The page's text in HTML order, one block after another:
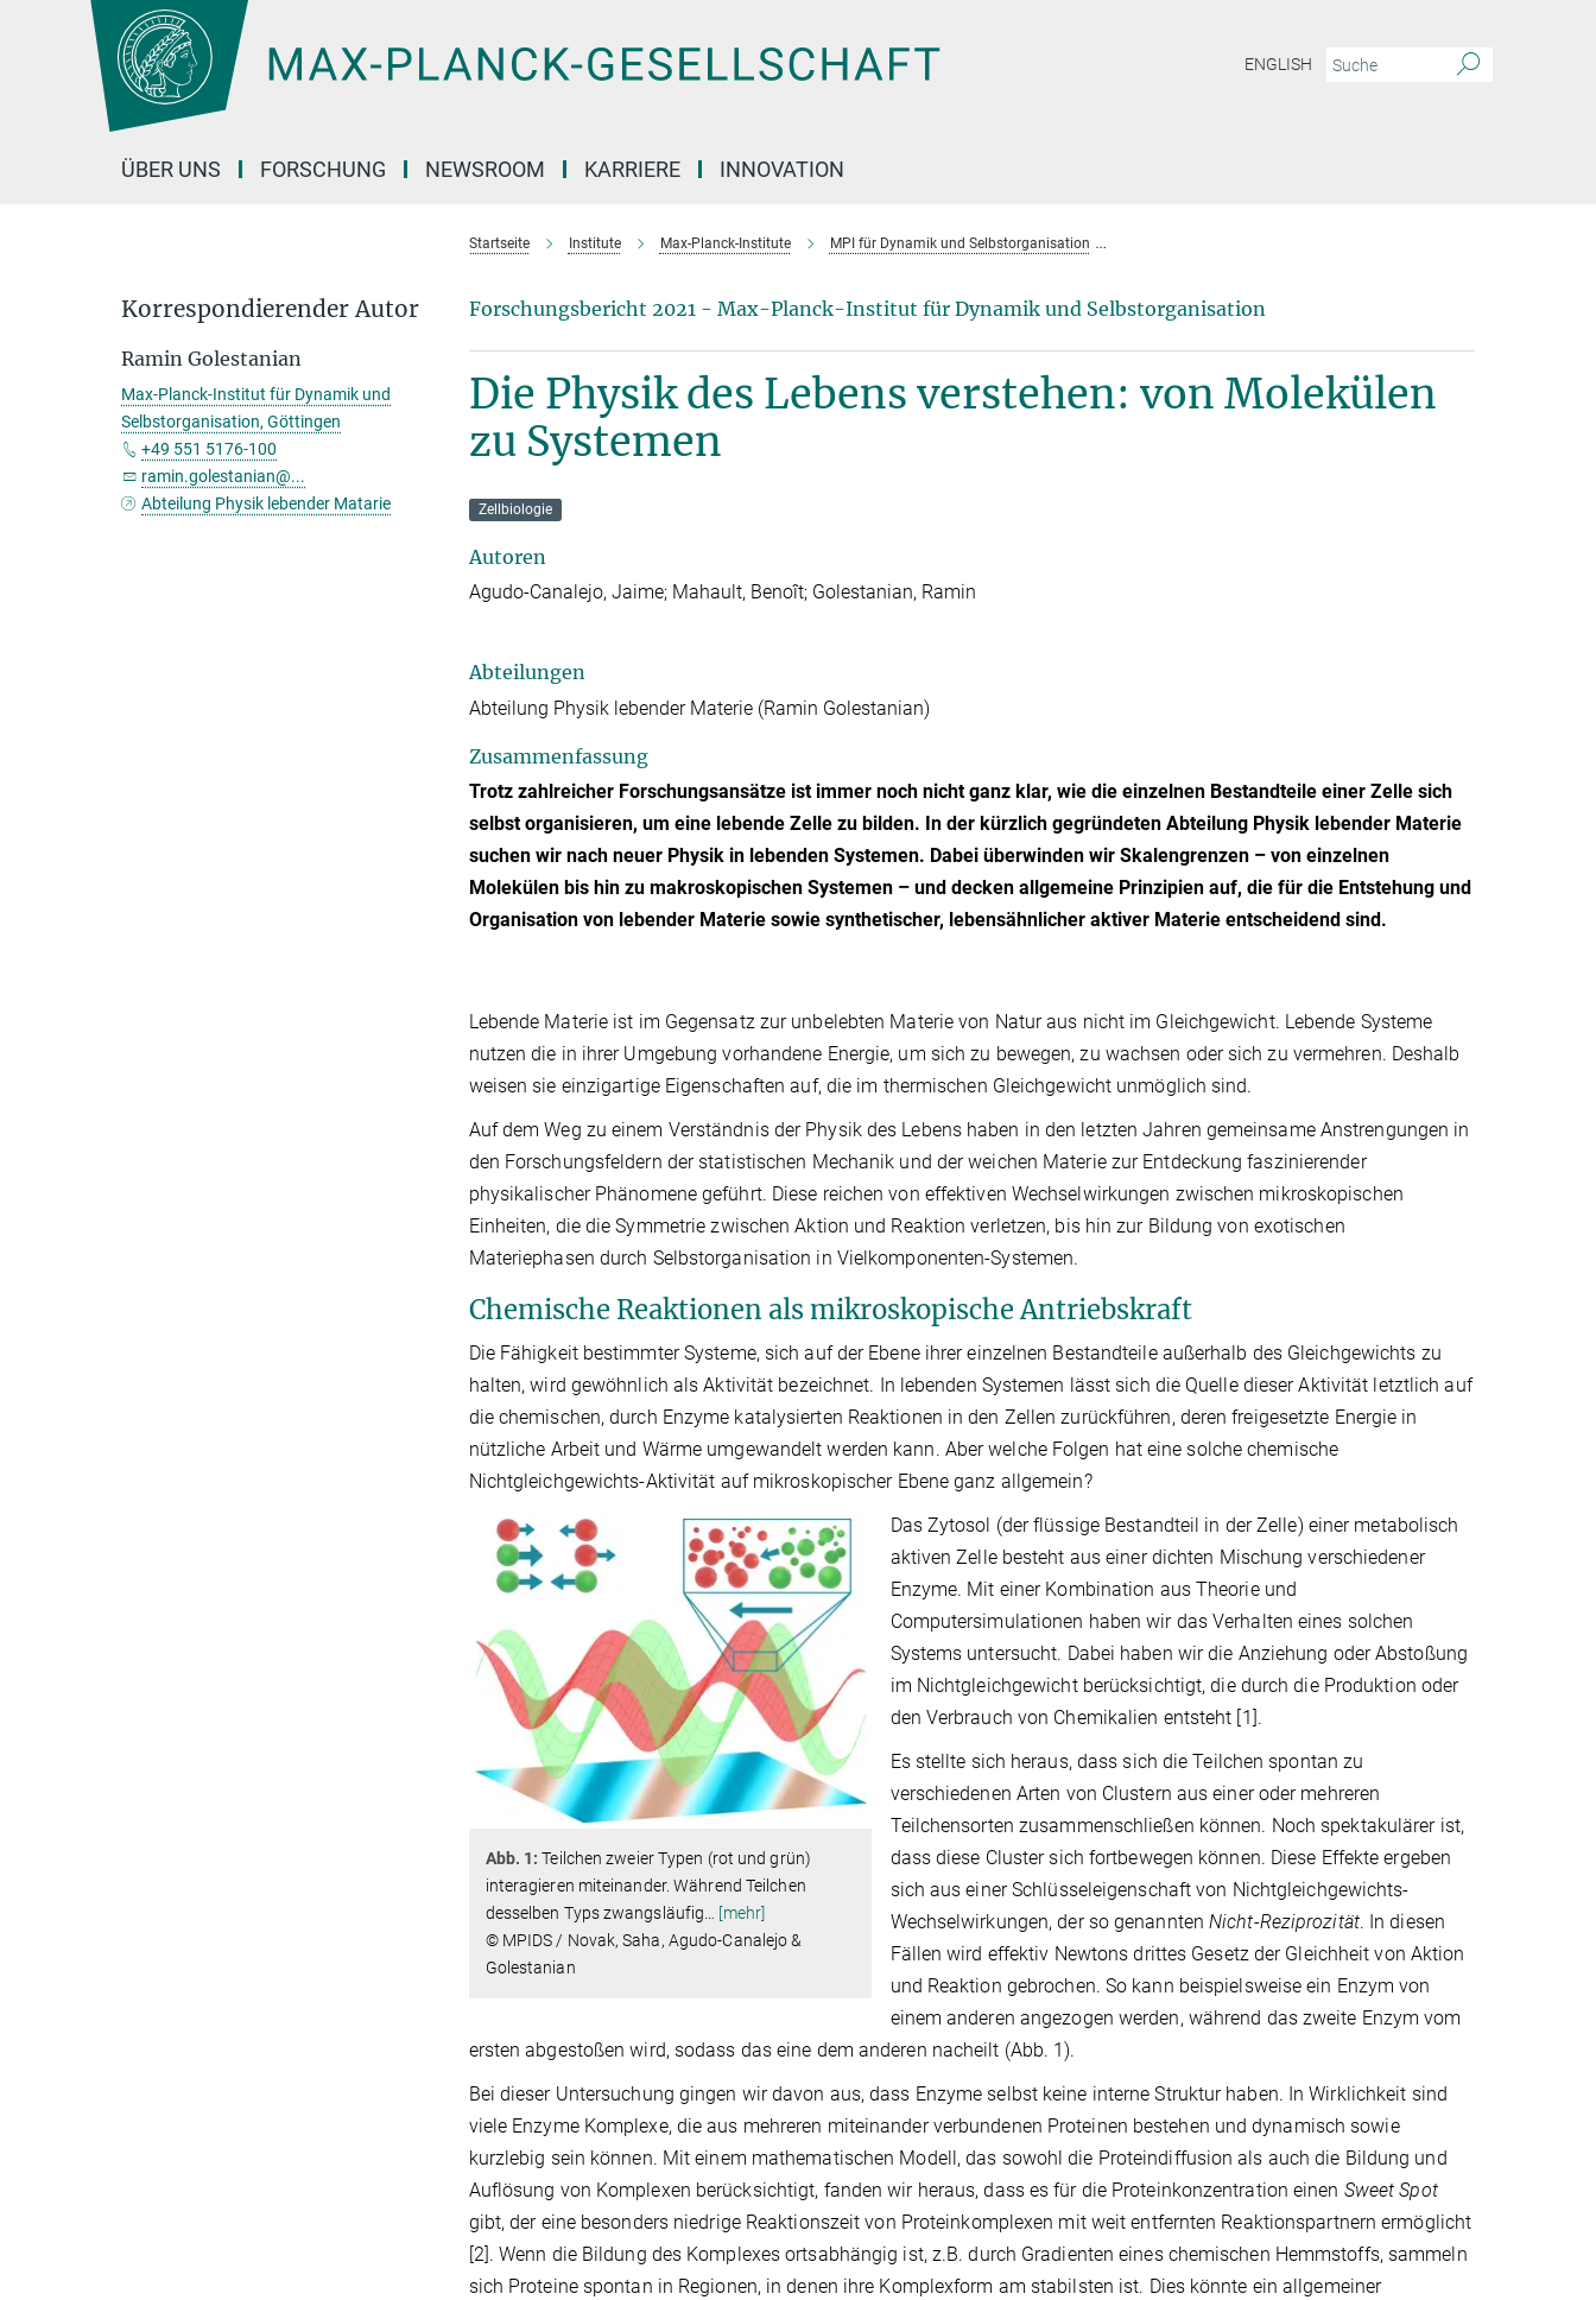
Hauptinhalt
ENGLISH
ÜBER UNS FORSCHUNG NEWSROOM KARRIERE INNOVATION
Startseite Institute Max-Planck-Institute MPI für Dynamik und Selbstorganisation
Forschungsbericht 2021 - Max-Planck-Institut für Dynamik und Selbstorganisation
Die Physik des Lebens verstehen: von Molekülen
zu Systemen
Zellbiologie
Autoren
Agudo-Canalejo, Jaime; Mahault, Benoît; Golestanian, Ramin
Abteilungen
Abteilung Physik lebender Materie (Ramin Golestanian)
Zusammenfassung
Trotz zahlreicher Forschungsansätze ist immer noch nicht ganz klar, wie die einzelnen Bestandteile einer Zelle sich
selbst organisieren, um eine lebende Zelle zu bilden. In der kürzlich gegründeten Abteilung Physik lebender Materie
suchen wir nach neuer Physik in lebenden Systemen. Dabei überwinden wir Skalengrenzen – von einzelnen
Molekülen bis hin zu makroskopischen Systemen – und decken allgemeine Prinzipien auf, die für die Entstehung und
Organisation von lebender Materie sowie synthetischer, lebensähnlicher aktiver Materie entscheidend sind.
Lebende Materie ist im Gegensatz zur unbelebten Materie von Natur aus nicht im Gleichgewicht. Lebende Systeme
nutzen die in ihrer Umgebung vorhandene Energie, um sich zu bewegen, zu wachsen oder sich zu vermehren. Deshalb
weisen sie einzigartige Eigenschaften auf, die im thermischen Gleichgewicht unmöglich sind.
Auf dem Weg zu einem Verständnis der Physik des Lebens haben in den letzten Jahren gemeinsame Anstrengungen in
den Forschungsfeldern der statistischen Mechanik und der weichen Materie zur Entdeckung faszinierender
physikalischer Phänomene geführt. Diese reichen von effektiven Wechselwirkungen zwischen mikroskopischen
Einheiten, die die Symmetrie zwischen Aktion und Reaktion verletzen, bis hin zur Bildung von exotischen
Materiephasen durch Selbstorganisation in Vielkomponenten-Systemen.
Chemische Reaktionen als mikroskopische Antriebskraft
Die Fähigkeit bestimmter Systeme, sich auf der Ebene ihrer einzelnen Bestandteile außerhalb des Gleichgewichts zu
halten, wird gewöhnlich als Aktivität bezeichnet. In lebenden Systemen lässt sich die Quelle dieser Aktivität letztlich auf
die chemischen, durch Enzyme katalysierten Reaktionen in den Zellen zurückführen, deren freigesetzte Energie in
nützliche Arbeit und Wärme umgewandelt werden kann. Aber welche Folgen hat eine solche chemische
Nichtgleichgewichts-Aktivität auf mikroskopischer Ebene ganz allgemein?
Abb. 1: Teilchen zweier Typen (rot und grün)
interagieren miteinander. Während Teilchen
desselben Typs zwangsläufig
[mehr]
© MPIDS / Novak, Saha, Agudo-Canalejo &
Golestanian
Das Zytosol (der flüssige Bestandteil in der Zelle) einer metabolisch
aktiven Zelle besteht aus einer dichten Mischung verschiedener
Enzyme. Mit einer Kombination aus Theorie und
Computersimulationen haben wir das Verhalten eines solchen
Systems untersucht. Dabei haben wir die Anziehung oder Abstoßung
im Nichtgleichgewicht berücksichtigt, die durch die Produktion oder
den Verbrauch von Chemikalien entsteht [1].
Es stellte sich heraus, dass sich die Teilchen spontan zu
verschiedenen Arten von Clustern aus einer oder mehreren
Teilchensorten zusammenschließen können. Noch spektakulärer ist,
dass diese Cluster sich fortbewegen können. Diese Effekte ergeben
sich aus einer Schlüsseleigenschaft von Nichtgleichgewichts-
Wechselwirkungen, der so genanntenNicht-Reziprozität. In diesen
Fällen wird effektiv Newtons drittes Gesetz der Gleichheit von Aktion
und Reaktion gebrochen. So kann beispielsweise ein Enzym von
einem anderen angezogen werden, während das zweite Enzym vom
ersten abgestoßen wird, sodass das eine dem anderen nacheilt (Abb. 1).
Bei dieser Untersuchung gingen wir davon aus, dass Enzyme selbst keine interne Struktur haben. In Wirklichkeit sind
viele Enzyme Komplexe, die aus mehreren miteinander verbundenen Proteinen bestehen und dynamisch sowie
kurzlebig sein können. Mit einem mathematischen Modell, das sowohl die Proteindiffusion als auch die Bildung und
Auflösung von Komplexen berücksichtigt, fanden wir heraus, dass es für die Proteinkonzentration einen Sweet Spot
gibt, der eine besonders niedrige Reaktionszeit von Proteinkomplexen mit weit entfernten Reaktionspartnern ermöglicht
[2]. Wenn die Bildung des Komplexes ortsabhängig ist, z.B. durch Gradienten eines chemischen Hemmstoffs, sammeln
sich Proteine spontan in Regionen, in denen ihre Komplexform am stabilsten ist. Dies könnte ein allgemeiner
Korrespondierender Autor
Ramin Golestanian
Max-Planck-Institut für Dynamik und
Selbstorganisation, Göttingen
+49 551 5176-100
ramin.golestanian@...
Abteilung Physik lebender Matarie